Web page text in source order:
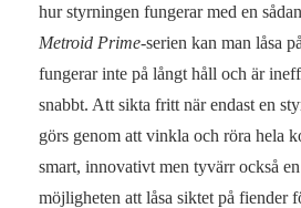
hur styrningen fungerar med en
Metroid Prime-serien kan man låsa
fungerar inte på långt håll och är
snabbt. Att sikta fritt när endast en
görs genom att vinkla och röra hela
smart, innovativt men tyvärr också
möjligheten att låsa siktet på fiender